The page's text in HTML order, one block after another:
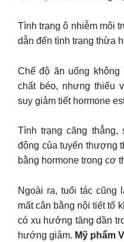
Tình trạng ô nhiễm môi
dẫn đến tình trạng thừa
Chế độ ăn uống không
chất béo, nhưng thiếu
suy giảm tiết hormone
Tình trạng căng thẳng,
động của tuyến thượng
bằng hormone trong cơ
Ngoài ra, tuổi tác cũng
mất cân bằng nội tiết tố
có xu hướng tăng dần
hướng giảm. Mỹ phẩm